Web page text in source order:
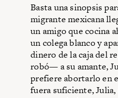
Basta una sinopsis
migrante mexicana
un amigo que cocina
un colega blanco y
dinero de la caja del
robó— a su amante,
prefiere abortarlo en
fuera suficiente,